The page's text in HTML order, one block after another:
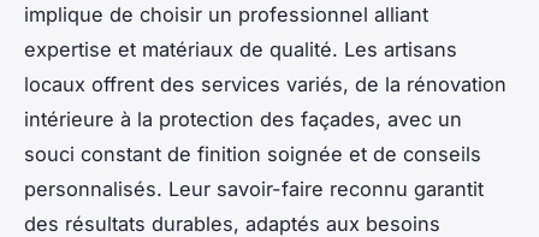
implique de choisir un professionnel alliant
expertise et matériaux de qualité. Les artisans
locaux offrent des services variés, de la rénovation
intérieure à la protection des façades, avec un
souci constant de finition soignée et de conseils
personnalisés. Leur savoir-faire reconnu garantit
des résultats durables, adaptés aux besoins